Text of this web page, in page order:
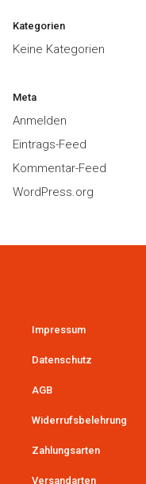
Kategorien
Keine Kategorien
Meta
Anmelden
Eintrags-Feed
Kommentar-Feed
WordPress.org
Impressum
Datenschutz
AGB
Widerrufsbelehrung
Zahlungsarten
Versandarten